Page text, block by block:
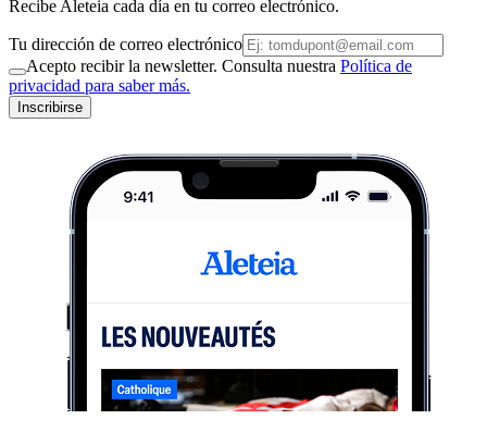
Recibe Aleteia cada día en tu correo electrónico.
Tu dirección de correo electrónico
Acepto recibir la newsletter. Consulta nuestra Política de
privacidad para saber más.
Inscribirse